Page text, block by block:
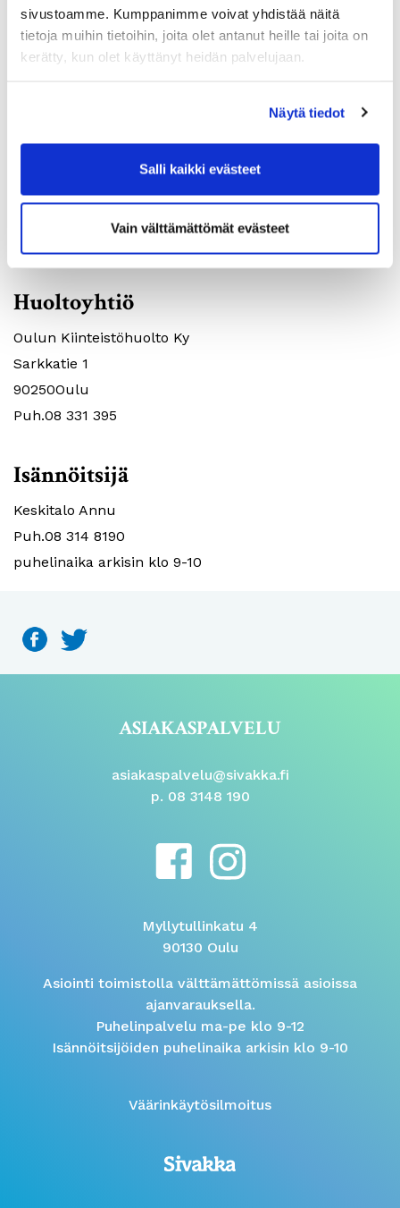
sivustoamme. Kumppanimme voivat yhdistää näitä
tietoja muihin tietoihin, joita olet antanut heille tai joita on
kerätty, kun olet käyttänyt heidän palvelujaan.
Näytä tiedot
Salli kaikki evästeet
Vain välttämättömät evästeet
Huoneistotyyppi:
1H+KK
Pinta-ala:
36m2
ASUNTOHAKEMUS
Huoltoyhtiö
Oulun Kiinteistöhuolto Ky
Sarkkatie 1
90250Oulu
Puh.08 331 395
Isännöitsijä
Keskitalo Annu
Puh.08 314 8190
puhelinaika arkisin klo 9-10
ASIAKASPALVELU
asiakaspalvelu@sivakka.fi
p. 08 3148 190
Myllytullinkatu 4
90130 Oulu
Asiointi toimistolla välttämättömissä asioissa
ajanvarauksella.
Puhelinpalvelu ma-pe klo 9-12
Isännöitsijöiden puhelinaika arkisin klo 9-10
Väärinkäytösilmoitus